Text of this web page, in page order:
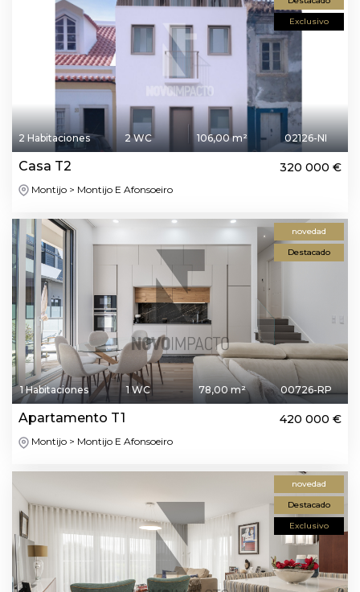
Exclusivo
2 Habitaciones 2 WC 106,00 m² 02126-NI
Casa T2 320 000 €
Montijo > Montijo E Afonsoeiro
novedad
Destacado
1 Habitaciones 1 WC 78,00 m² 00726-RP
Apartamento T1 420 000 €
Montijo > Montijo E Afonsoeiro
novedad
Destacado
Exclusivo